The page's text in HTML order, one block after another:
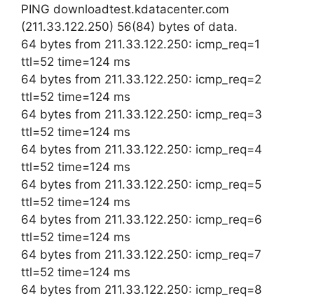
PING downloadtest.kdatacenter.com
(211.33.122.250) 56(84) bytes of data.
64 bytes from 211.33.122.250: icmp_req=1
ttl=52 time=124 ms
64 bytes from 211.33.122.250: icmp_req=2
ttl=52 time=124 ms
64 bytes from 211.33.122.250: icmp_req=3
ttl=52 time=124 ms
64 bytes from 211.33.122.250: icmp_req=4
ttl=52 time=124 ms
64 bytes from 211.33.122.250: icmp_req=5
ttl=52 time=124 ms
64 bytes from 211.33.122.250: icmp_req=6
ttl=52 time=124 ms
64 bytes from 211.33.122.250: icmp_req=7
ttl=52 time=124 ms
64 bytes from 211.33.122.250: icmp_req=8